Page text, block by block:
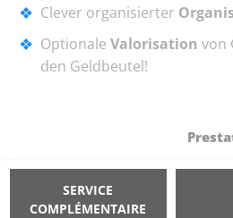
Clever organisierter
OptionaleValorisation von
den Geldbeutel!
SERVICE
COMPLÉMENTAIRE